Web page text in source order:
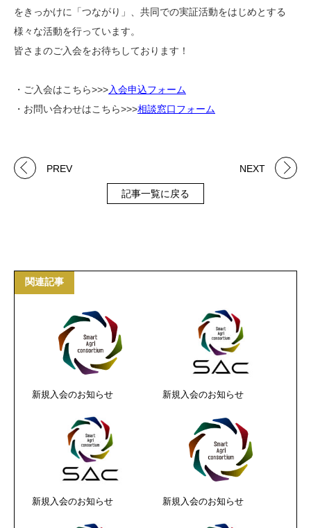
をきっかけに「つながり」、共同での実証活動をはじめとする
様々な活動を行っています。
皆さまのご入会をお待ちしております！
・ご入会はこちら>>>入会申込フォーム
・お問い合わせはこちら>>>相談窓口フォーム
PREV
記事一覧に戻る
NEXT
関連記事
新規入会のお知らせ 新規入会のお知らせ
新規入会のお知らせ 新規入会のお知らせ